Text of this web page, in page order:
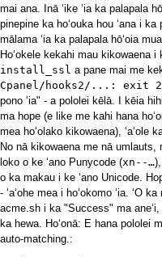
mai ana. Inā ʻike ʻia ka palapala
pinepine ka hoʻouka hou ʻana i
mālama ʻia ka palapala hōʻoia
Hoʻokele kekahi mau kikowaena i
install_ssl a pane mai me
Cpanel/hooks2/...: exit
pono ʻia" - a pololei kēlā. I kēia
ma hope (e like me kahi hana
mea hoʻolako kikowaena), ʻaʻole
No nā kikowaena me nā umlauts,
loko o ke ʻano Punycode (xn--…
o ka makau i ke ʻano Unicode.
- ʻaʻohe mea i hoʻokomo ʻia. ʻO
acme.sh i ka "Success" ma aneʻi,
ka hewa. Hoʻonā: E hana pololei
auto-matching.: